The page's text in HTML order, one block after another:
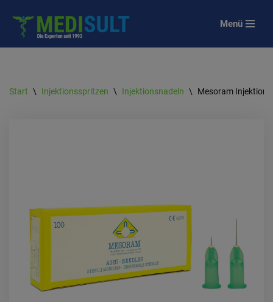
Zum
Inhalt
Menü
Start \ Injektionsspritzen \ Injektionsnadeln \ Mesoram